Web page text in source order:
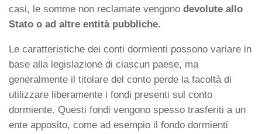
casi, le somme non reclamate vengono devolute allo
Stato o ad altre entità pubbliche.
Le caratteristiche dei conti dormienti possono variare in
base alla legislazione di ciascun paese, ma
generalmente il titolare del conto perde la facoltà di
utilizzare liberamente i fondi presenti sul conto
dormiente. Questi fondi vengono spesso trasferiti a un
ente apposito, come ad esempio il fondo dormienti